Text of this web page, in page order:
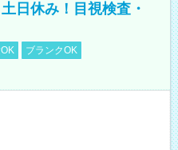
日休み！目視検査・
ブランクOK